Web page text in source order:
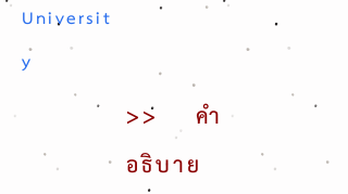
Universit
y
>> คำ
อธิบาย